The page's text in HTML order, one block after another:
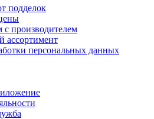
подделок
с производителем
ассортимент
персональных данных